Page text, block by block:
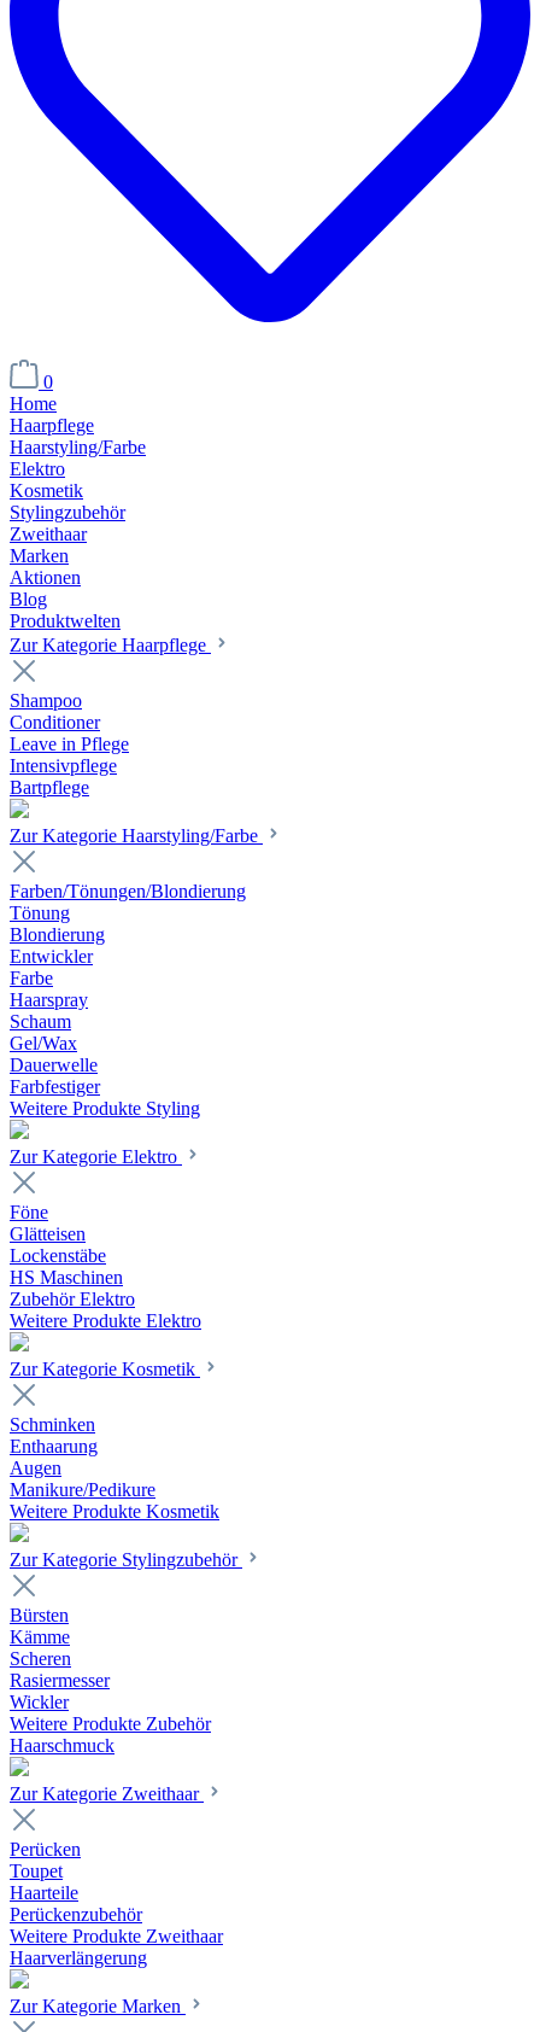
0
Home
Haarpflege
Haarstyling/Farbe
Elektro
Kosmetik
Stylingzubehör
Zweithaar
Marken
Aktionen
Blog
Produktwelten
Zur Kategorie Haarpflege
Shampoo
Conditioner
Leave in Pflege
Intensivpflege
Bartpflege
Zur Kategorie Haarstyling/Farbe
Farben/Tönungen/Blondierung
Tönung
Blondierung
Entwickler
Farbe
Haarspray
Schaum
Gel/Wax
Dauerwelle
Farbfestiger
Weitere Produkte Styling
Zur Kategorie Elektro
Föne
Glätteisen
Lockenstäbe
HS Maschinen
Zubehör Elektro
Weitere Produkte Elektro
Zur Kategorie Kosmetik
Schminken
Enthaarung
Augen
Manikure/Pedikure
Weitere Produkte Kosmetik
Zur Kategorie Stylingzubehör
Bürsten
Kämme
Scheren
Rasiermesser
Wickler
Weitere Produkte Zubehör
Haarschmuck
Zur Kategorie Zweithaar
Perücken
Toupet
Haarteile
Perückenzubehör
Weitere Produkte Zweithaar
Haarverlängerung
Zur Kategorie Marken